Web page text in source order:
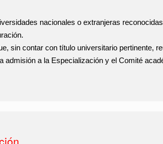
nacionales o extranjeras
sin contar con título universitario pertinente,
admisión a la Especialización y el Comité